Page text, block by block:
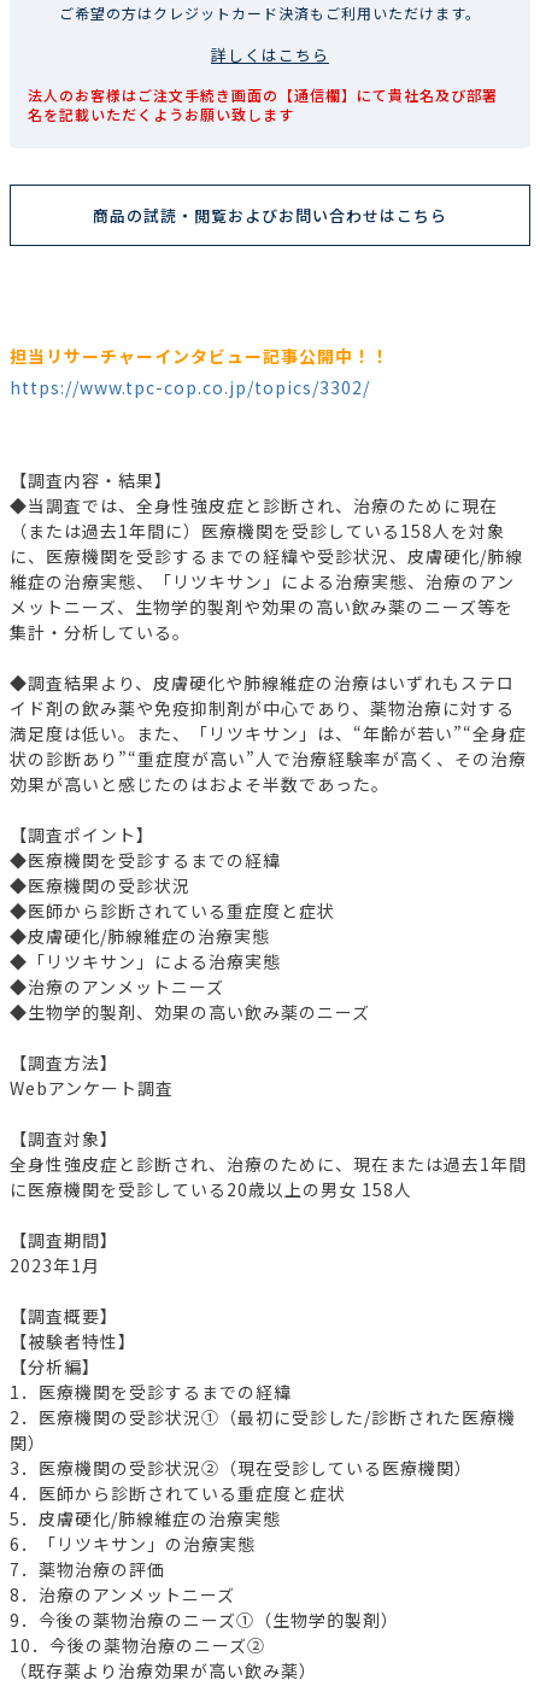
ご希望の方はクレジットカード決済もご利用いただけます。
詳しくはこちら
法人のお客様はご注文手続き画面の【通信欄】にて貴社名及び部署
名を記載いただくようお願い致します
商品の試読・閲覧およびお問い合わせはこちら
担当リサーチャーインタビュー記事公開中！！
https://www.tpc-cop.co.jp/topics/3302/
【調査内容・結果】
◆当調査では、全身性強皮症と診断され、治療のために現在
（または過去1年間に）医療機関を受診している158人を対象
に、医療機関を受診するまでの経緯や受診状況、皮膚硬化/肺線
維症の治療実態、「リツキサン」による治療実態、治療のアン
メットニーズ、生物学的製剤や効果の高い飲み薬のニーズ等を
集計・分析している。
◆調査結果より、皮膚硬化や肺線維症の治療はいずれもステロ
イド剤の飲み薬や免疫抑制剤が中心であり、薬物治療に対する
満足度は低い。また、「リツキサン」は、“年齢が若い”“全身症
状の診断あり”“重症度が高い”人で治療経験率が高く、その治療
効果が高いと感じたのはおよそ半数であった。
【調査ポイント】
◆医療機関を受診するまでの経緯
◆医療機関の受診状況
◆医師から診断されている重症度と症状
◆皮膚硬化/肺線維症の治療実態
◆「リツキサン」による治療実態
◆治療のアンメットニーズ
◆生物学的製剤、効果の高い飲み薬のニーズ
【調査方法】
Webアンケート調査
【調査対象】
全身性強皮症と診断され、治療のために、現在または過去1年間
に医療機関を受診している20歳以上の男女 158人
【調査期間】
2023年1月
【調査概要】
【被験者特性】
【分析編】
1．医療機関を受診するまでの経緯
2．医療機関の受診状況①（最初に受診した/診断された医療機
関）
3．医療機関の受診状況②（現在受診している医療機関）
4．医師から診断されている重症度と症状
5．皮膚硬化/肺線維症の治療実態
6．「リツキサン」の治療実態
7．薬物治療の評価
8．治療のアンメットニーズ
9．今後の薬物治療のニーズ①（生物学的製剤）
10．今後の薬物治療のニーズ②
（既存薬より治療効果が高い飲み薬）